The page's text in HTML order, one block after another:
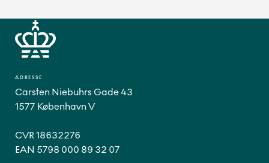
ADRESSE
Carsten Niebuhrs Gade 43
1577 København V
CVR 18632276
EAN 5798 000 89 32 07